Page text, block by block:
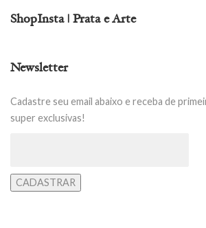
ShopInsta | Prata e Arte
Newsletter
Cadastre seu email abaixo e receba de
super exclusivas!